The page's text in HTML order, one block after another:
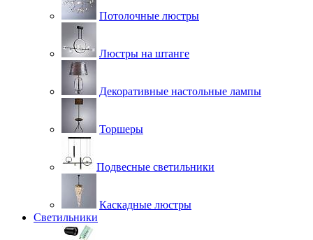
Потолочные люстры
Люстры на штанге
Декоративные настольные лампы
Торшеры
Подвесные светильники
Каскадные люстры
Светильники